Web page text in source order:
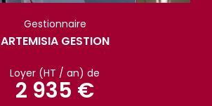
Gestionnaire
ARTEMISIA GESTION
Loyer (HT / an) de
2 935 €